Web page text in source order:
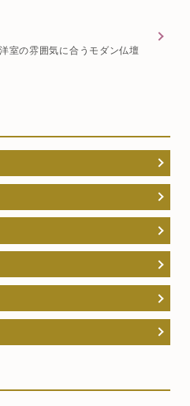
室の雰囲気に合うモダン仏壇